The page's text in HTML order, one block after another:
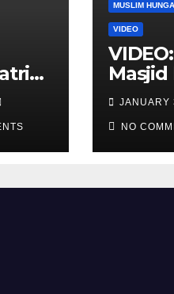
MUSLIM
VIDEO
Masjid
Pecs,
JANUARY
NO